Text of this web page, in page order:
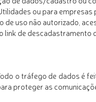
ou para empresas
uso não autorizado,
de
o tráfego de dados
proteger as